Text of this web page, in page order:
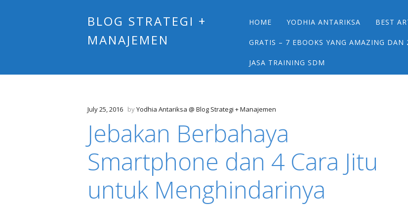
BLOG STRATEGI +
MANAJEMEN
Main menu
Skip
content
HOME YODHIA ANTARIKSA BEST
GRATIS – 7 EBOOKS YANG AMAZING
JASA TRAINING SDM
July 25, 2016 byYodhia Antariksa @ Blog Strategi + Manajemen
Jebakan Berbahaya
Smartphone dan 4 Cara Jitu
untuk Menghindarinya